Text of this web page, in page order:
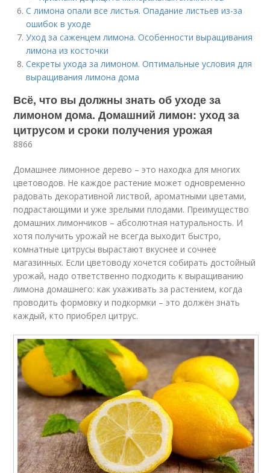
С лимона опали все листья. Опадание листьев из-за
ошибок в уходе
Уход за саженцем лимона. Особенности выращивания
лимона из косточки
Секреты ухода за лимоном. Оптимальные условия для
выращивания лимона дома
Всё, что вы должны знать об уходе за
лимоном дома. Домашний лимон: уход за
цитрусом и сроки получения урожая
8866
Домашнее лимонное дерево – это находка для многих
цветоводов. Не каждое растение может одновременно
радовать декоративной листвой, ароматными цветами,
подрастающими и уже зрелыми плодами. Преимущество
домашних лимончиков – абсолютная натуральность. И
хотя получить урожай не всегда выходит быстро,
комнатные цитрусы вырастают вкуснее и сочнее
магазинных. Если цветоводу хочется собирать достойный
урожай, надо ответственно подходить к выращиванию
лимона домашнего: как ухаживать за растением, когда
проводить формовку и подкормки – это должен знать
каждый, кто приобрел цитрус.